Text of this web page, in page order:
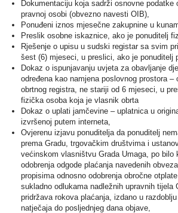
Dokumentaciju koja sadrži osnovne podatke
pravnoj osobi (obvezno navesti OIB),
Ponuđeni iznos mjesečne zakupnine u
Preslik osobne iskaznice, ako je ponuditelj
Rješenje o upisu u sudski registar sa svim
šest (6) mjeseci, u preslici, ako je ponuditelj
Dokaz o ispunjavanju uvjeta za obavljanje
određena kao namjena poslovnog prostora
obrtnog registra, ne stariji od 6 mjeseci, u
fizička osoba koja je vlasnik obrta
Dokaz o uplati jamčevine – uplatnica u
izvršenoj putem interneta,
Ovjerenu izjavu ponuditelja da ponuditelj
prema Gradu, trgovačkim društvima i
većinskom vlasništvu Grada Umaga, po bilo
odobrenja odgode plaćanja navedenih
propisima odnosno odobrenja obročne
sukladno odlukama nadležnih upravnih tijela
pridržava rokova plaćanja, izdano u
natječaja do posljednjeg dana objave,